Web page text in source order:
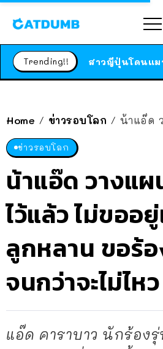
Trending!!
Home / ข่าวรอบโลก / น้าแอ๊ด วางแผนการตายไ
ข่าวรอบโลก
น้าแอ๊ด วางแ
ไว้แล้ว ไม่ขออ
ลูกหลาน ขอร้
จนกว่าจะไม่ไหว
แอ๊ด คาราบาว นักร้อง